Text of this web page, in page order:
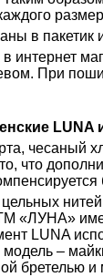
в
интернет
При
чесаный
что
«ЛУНА»
LUNA
–
бретелью